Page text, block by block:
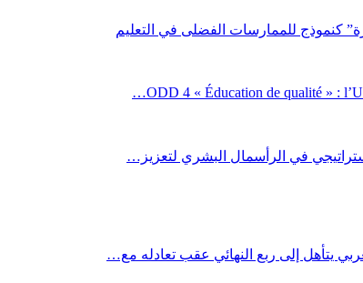
كنموذج للممارسات الفضلى في التعليم
ODD 4 « Éducation de qualité » :
استراتيجي في الرأسمال البشري لتعزيز…